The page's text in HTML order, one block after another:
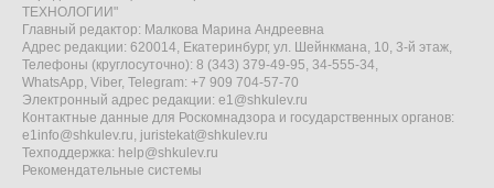
ТЕХНОЛОГИИ"
Главный редактор: Малкова Марина Андреевна
Адрес редакции: 620014, Екатеринбург, ул. Шейнкмана, 10, 3-й этаж,
Телефоны (круглосуточно): 8 (343) 379-49-95, 34-555-34,
WhatsApp, Viber, Telegram: +7 909 704-57-70
Электронный адрес редакции: e1@shkulev.ru
Контактные данные для Роскомнадзора и государственных органов:
e1info@shkulev.ru, juristekat@shkulev.ru
Техподдержка: help@shkulev.ru
Рекомендательные системы